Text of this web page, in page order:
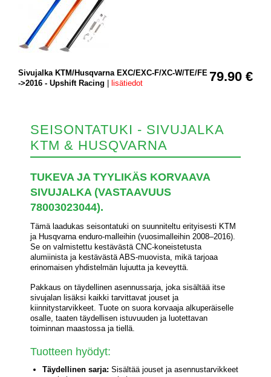
79.90 €
Sivujalka KTM/Husqvarna EXC/EXC-F/XC-W/TE/FE
->2016 - Upshift Racing
lisätiedot
SEISONTATUKI - SIVUJALKA
KTM & HUSQVARNA
TUKEVA JA TYYLIKÄS KORVAAVA
SIVUJALKA (VASTAAVUUS
78003023044).
Tämä laadukas seisontatuki on suunniteltu erityisesti KTM
ja Husqvarna enduro-malleihin (vuosimalleihin 2008–2016).
Se on valmistettu kestävästä CNC-koneistetusta
alumiinista ja kestävästä ABS-muovista, mikä tarjoaa
erinomaisen yhdistelmän lujuutta ja keveyttä.
Pakkaus on täydellinen asennussarja, joka sisältää itse
sivujalan lisäksi kaikki tarvittavat jouset ja
kiinnitystarvikkeet. Tuote on suora korvaaja alkuperäiselle
osalle, taaten täydellisen istuvuuden ja luotettavan
toiminnan maastossa ja tiellä.
Tuotteen hyödyt:
Täydellinen sarja: Sisältää jouset ja asennustarvikkeet